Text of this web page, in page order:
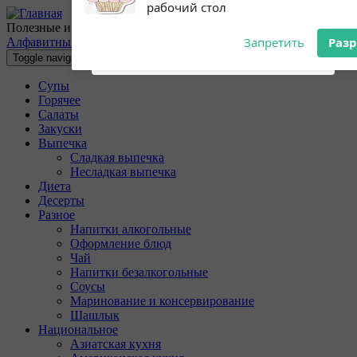
отправлять вам уведомления на
Subscribe to our
To enable permission prompts, click
Перейти к основному содержанию
Полезные и очень вкусные кулинарные рецепты с
Алфавитный указатель
Toggle navigation
Супы
Горячее
Салаты
Закуски
Выпечка
Сладкая выпечка
Несладкая выпечка
Диета
Десерты
Разное
Напитки алкогольные
Оформление блюд
Чай
Напитки безалкогольные
Соусы
Маринование и консервирование
Шашлык
Национальное
Азиатская кухня